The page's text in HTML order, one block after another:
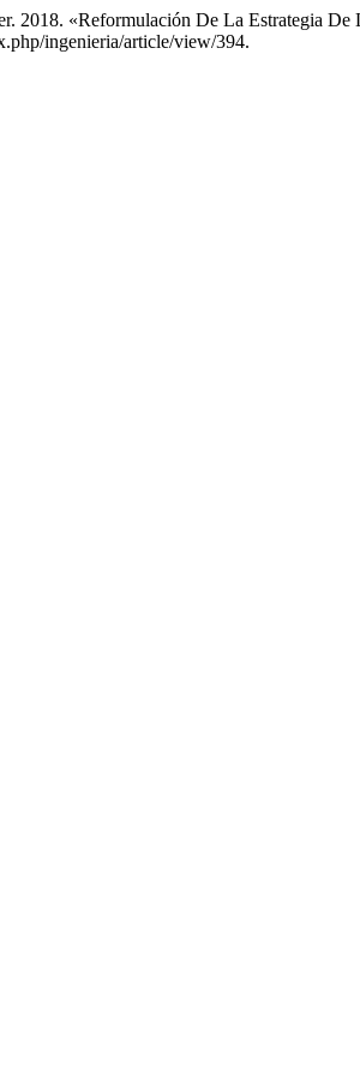
2018. «Reformulación De La Estrategia
ingenieria/article/view/394.